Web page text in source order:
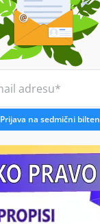
Prijava na sedmični bilten